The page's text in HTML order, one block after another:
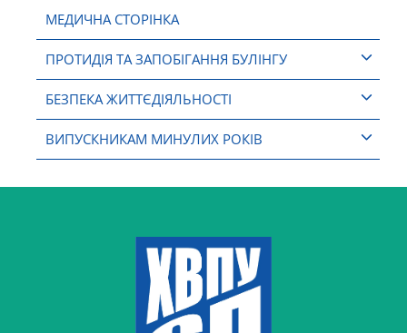
МЕДИЧНА СТОРІНКА
ПРОТИДІЯ ТА ЗАПОБІГАННЯ БУЛІНГУ
БЕЗПЕКА ЖИТТЄДІЯЛЬНОСТІ
ВИПУСКНИКАМ МИНУЛИХ РОКІВ